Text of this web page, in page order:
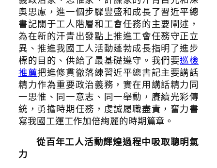
奧思慮，進一個步驟豐盛和成長了習近平總
書記關于工人階層和工會任務的主要闡述，
為在新的汗青出發點上推進工會任務守正立
異、推進我國工人活動蓬勃成長指明了進步
標的目的、供給了最基礎遵守。我們要巡檢
推薦把進修貫徹落練習近平總書記主要講話
精力作為重要政治義務，實在用講話精力同
一思惟、同一意志、同一舉動，賡續光彩傳
統，勇擔時期任務，虔誠履職盡責，奮力書
寫我國工運工作加倍絢麗的時期篇章。
從百年工人活動輝煌過程中吸取聰明氣
力